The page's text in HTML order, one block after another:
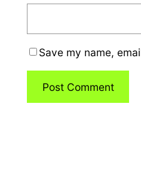
Save my name,